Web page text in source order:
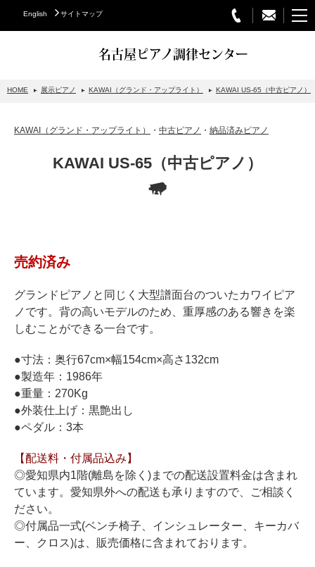
English サイトマップ
名古屋ピアノ調律センター
グランドピアノ
ベヒシュタイングランドピアノ
ベヒシュタインアップライトピアノ
ホフマングランドピアノ
中古ピアノ
調律
修理
タッチ・音色の調整
HOME 展示ピアノ KAWAI（グランド・アップライト） KAWAI US-65（中古ピアノ）
KAWAI（グランド・アップライト） ・ 中古ピアノ ・ 納品済みピアノ
KAWAI US-65（中古ピアノ）
売約済み
グランドピアノと同じく大型譜面台のついたカワイピア
ノです。背の高いモデルのため、重厚感のある響きを楽
しむことができる一台です。
●寸法：奥行67cm×幅154cm×高さ132cm
●製造年：1986年
●重量：270Kg
●外装仕上げ：黒艶出し
●ペダル：3本
【配送料・付属品込み】
◎愛知県内1階(離島を除く)までの配送設置料金は含まれ
ています。愛知県外への配送も承りますので、ご相談く
ださい。
◎付属品一式(ベンチ椅子、インシュレーター、キーカバ
ー、クロス)は、販売価格に含まれております。